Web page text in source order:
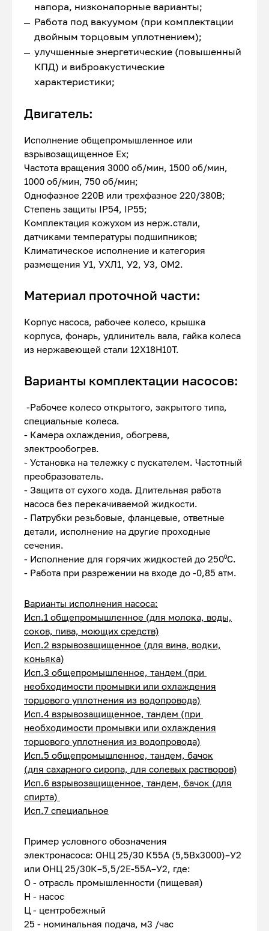
напора, низконапорные варианты;
Работа под вакуумом (при комплектации
двойным торцовым уплотнением);
улучшенные энергетические (повышенный
КПД) и виброакустические
характеристики;
Двигатель:
Исполнение общепромышленное или
взрывозащищенное Ex;
Частота вращения 3000 об/мин, 1500 об/мин,
1000 об/мин, 750 об/мин;
Однофазное 220В или трехфазное 220/380В;
Степень защиты IP54, IP55;
Комплектация кожухом из нерж.стали,
датчиками температуры подшипников;
Климатическое исполнение и категория
размещения У1, УХЛ1, У2, У3, ОМ2.
Материал проточной части:
Корпус насоса, рабочее колесо, крышка
корпуса, фонарь, удлинитель вала, гайка колеса
из нержавеющей стали 12Х18Н10Т.
Варианты комплектации насосов:
-Рабочее колесо открытого, закрытого типа,
специальные колеса.
- Камера охлаждения, обогрева,
электрообогрев.
- Установка на тележку с пускателем. Частотный
преобразователь.
- Защита от сухого хода. Длительная работа
насоса без перекачиваемой жидкости.
- Патрубки резьбовые, фланцевые, ответные
детали, исполнение на другие проходные
сечения.
- Исполнение для горячих жидкостей до 250⁰С.
- Работа при разрежении на входе до -0,85 атм.
Варианты исполнения насоса:
Исп.1 общепромышленное (для молока, воды,
соков, пива, моющих средств)
Исп.2 взрывозащищенное (для вина, водки,
коньяка)
Исп.3 общепромышленное, тандем (при
необходимости промывки или охлаждения
торцового уплотнения из водопровода)
Исп.4 взрывозащищенное, тандем (при
необходимости промывки или охлаждения
торцового уплотнения из водопровода)
Исп.5 общепромышленное, тандем, бачок
(для сахарного сиропа, для солевых растворов)
Исп.6 взрывозащищенное, тандем, бачок (для
спирта)
Исп.7 специальное
Пример условного обозначения
электронасоса: ОНЦ 25/30 К55А (5,5Вх3000)–У2
или ОНЦ 25/30К–5,5/2Е-55А–У2, где:
О - отрасль промышленности (пищевая)
Н - насос
Ц - центробежный
25 - номинальная подача, м3 /час